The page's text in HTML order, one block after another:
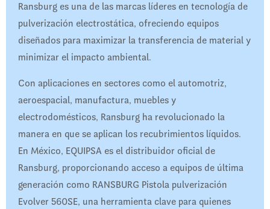
Ransburg es una de las marcas líderes en tecnología de
pulverización electrostática, ofreciendo equipos
diseñados para maximizar la transferencia de material y
minimizar el impacto ambiental.
Con aplicaciones en sectores como el automotriz,
aeroespacial, manufactura, muebles y
electrodomésticos, Ransburg ha revolucionado la
manera en que se aplican los recubrimientos líquidos.
En México, EQUIPSA es el distribuidor oficial de
Ransburg, proporcionando acceso a equipos de última
generación como RANSBURG Pistola pulverización
Evolver 560SE, una herramienta clave para quienes